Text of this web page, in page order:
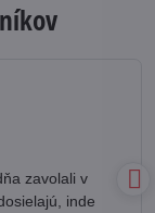
zavolali v
inde